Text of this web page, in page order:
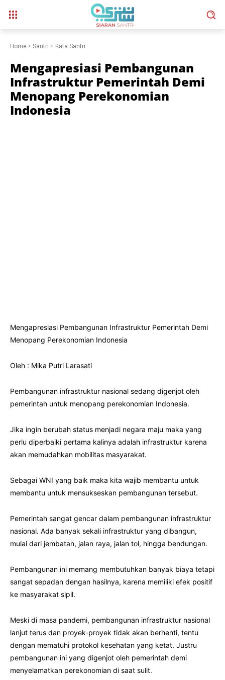
Home Santri Kata Santri
Mengapresiasi Pembangunan
Infrastruktur Pemerintah Demi
Menopang Perekonomian
Indonesia
Mengapresiasi Pembangunan Infrastruktur Pemerintah Demi
Menopang Perekonomian Indonesia
Oleh : Mika Putri Larasati
Pembangunan infrastruktur nasional sedang digenjot oleh
pemerintah untuk menopang perekonomian Indonesia.
Jika ingin berubah status menjadi negara maju maka yang
perlu diperbaiki pertama kalinya adalah infrastruktur karena
akan memudahkan mobilitas masyarakat.
Sebagai WNI yang baik maka kita wajib membantu untuk
membantu untuk mensukseskan pembangunan tersebut.
Pemerintah sangat gencar dalam pembangunan infrastruktur
nasional. Ada banyak sekali infrastruktur yang dibangun,
mulai dari jembatan, jalan raya, jalan tol, hingga bendungan.
Pembangunan ini memang membutuhkan banyak biaya tetapi
sangat sepadan dengan hasilnya, karena memiliki efek positif
ke masyarakat sipil.
Meski di masa pandemi, pembangunan infrastruktur nasional
lanjut terus dan proyek-proyek tidak akan berhenti, tentu
dengan mematuhi protokol kesehatan yang ketat. Justru
pembangunan ini yang digenjot oleh pemerintah demi
menyelamatkan perekonomian di saat sulit.